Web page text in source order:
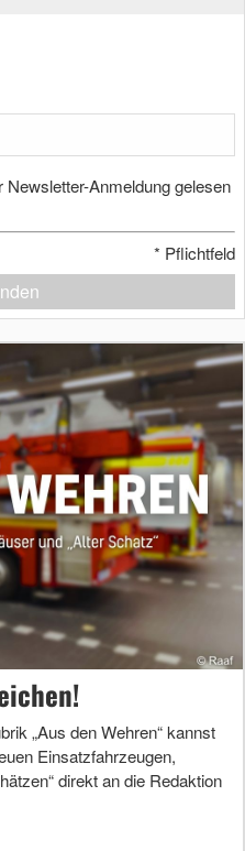
Anmeldung gelesen
* Pflichtfeld
„Aus den Wehren“ kannst
Einsatzfahrzeugen,
direkt an die Redaktion